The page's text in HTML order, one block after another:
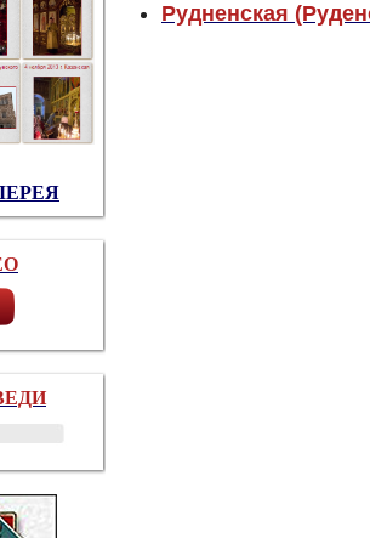
Рудненская